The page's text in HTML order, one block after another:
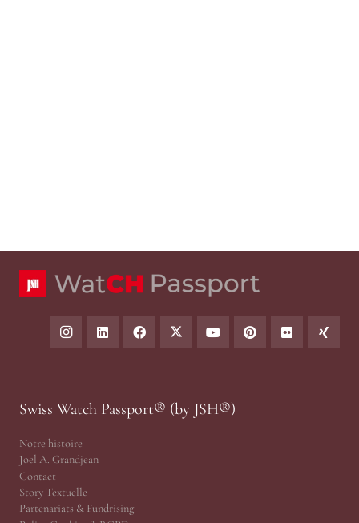
Swiss Watch Passport® (by JSH®)
Notre histoire
Joël A. Grandjean
Contact
Story Textuelle
Partenariats & Fundrising